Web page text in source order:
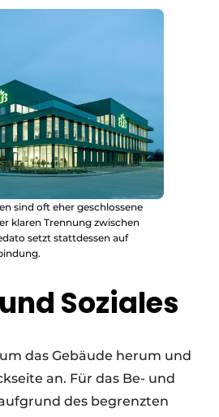
sind oft eher geschlossene
klaren Trennung zwischen
setzt stattdessen auf
Soziales
das Gebäude herum und
an. Für das Be- und
des begrenzten